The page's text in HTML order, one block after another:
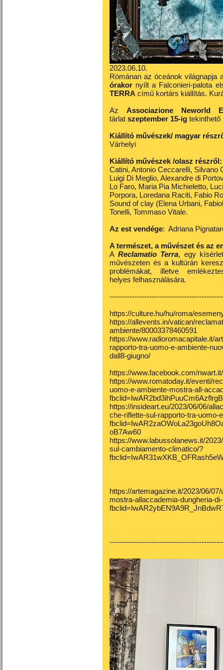
2023.06.10.
Rómánan az óceánok világnapja
órakor nyílt a Falconieri-palota
TERRA című kortárs kiállítás.
Az Associazione Neworld
tárlat szeptember 15-ig
Kiállító művészek/ magyar
Várhelyi
Kiállító művészek /olasz részről:
Catini, Antonio Ceccarelli, Silvano
Luigi Di Meglio, Alexandre di
Lo Faro, Maria Pia Michieletto,
Porpora, Loredana Raciti, Fabio
Sound of clay (Elena Urbani,
Tonelli, Tommaso Vitale.
Az est vendége: Adriana
A természet, a művészet és az
AReclamatio Terra, egy
művészeten és a kultúrán
problémákat, illetve
helyes felhasználására.
https://culture.hu/hu/roma/
https://allevents.in/vatican/
ambiente/80003378460591
https://www.radioromacapitale.it/
rapporto-tra-uomo-e-ambiente-
dall8-giugno/
https://www.facebook.com/
https://www.romatoday.it/eventi/
uomo-e-ambiente-mostra-all-
https://insideart.eu/2023/06/06/
che-riflette-sul-rapporto-tra-uomo-
oB7Aw60
https://www.labussolanews.it/
sul-cambiamento-climatico/?
https://artemagazine.it/2023/06/
mostra-allaccademia-dungheria-